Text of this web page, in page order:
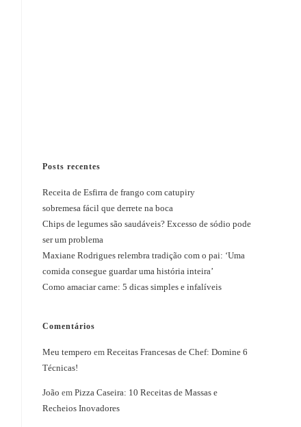
Posts recentes
Receita de Esfirra de frango com catupiry
sobremesa fácil que derrete na boca
Chips de legumes são saudáveis? Excesso de sódio pode
ser um problema
Maxiane Rodrigues relembra tradição com o pai: ‘Uma
comida consegue guardar uma história inteira’
Como amaciar carne: 5 dicas simples e infalíveis
Comentários
Meu tempero em Receitas Francesas de Chef: Domine 6
Técnicas!
João em Pizza Caseira: 10 Receitas de Massas e
Recheios Inovadores